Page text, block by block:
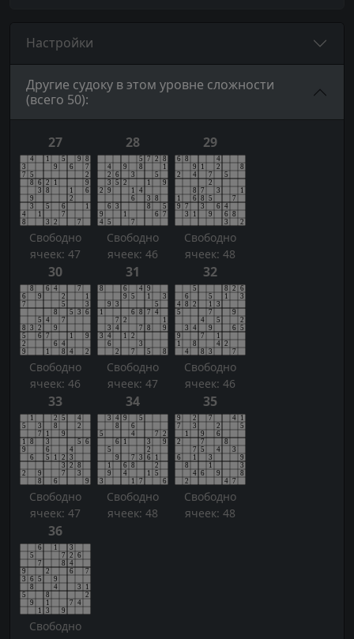
Настройки
Другие судоку в этом уровне сложности
(всего 50):
27
Свободно
ячеек: 47
28
Свободно
ячеек: 46
29
Свободно
ячеек: 48
30
Свободно
ячеек: 46
31
Свободно
ячеек: 47
32
Свободно
ячеек: 46
33
Свободно
ячеек: 47
34
Свободно
ячеек: 48
35
Свободно
ячеек: 48
36
Свободно